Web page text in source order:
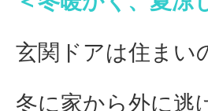
玄関ドアは住まい
冬に家から外に逃